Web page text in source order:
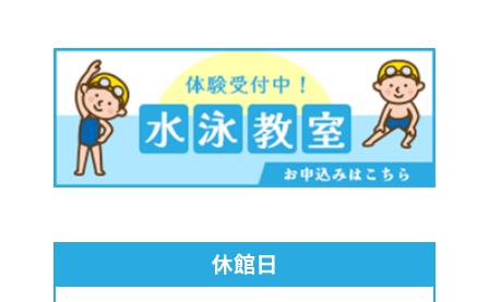
休館日